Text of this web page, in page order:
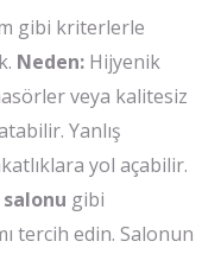
gibi kriterlerle
Neden: Hijyenik
veya kalitesiz
Yanlış
yol açabilir.
gibi
tercih edin. Salonun